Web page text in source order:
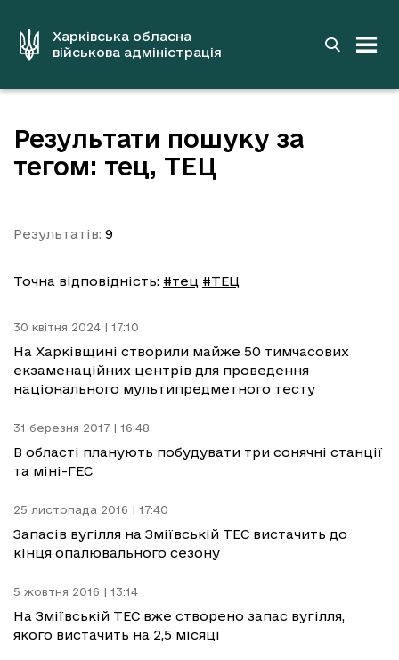
вмістуХарківська обласна
військова адміністрація
Результати пошуку за
тегом: тец, ТЕЦ
Результатів: 9
Точна відповідність: #тец #ТЕЦ
30 квітня 2024 | 17:10
На Харківщині створили майже 50 тимчасових
екзаменаційних центрів для проведення
національного мультипредметного тесту
31 березня 2017 | 16:48
В області планують побудувати три сонячні станції
та міні-ГЕС
25 листопада 2016 | 17:40
Запасів вугілля на Зміївській ТЕС вистачить до
кінця опалювального сезону
5 жовтня 2016 | 13:14
На Зміївській ТЕС вже створено запас вугілля,
якого вистачить на 2,5 місяці